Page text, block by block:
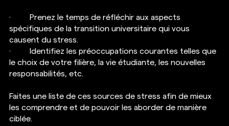
·  	Prenez le temps de réfléchir aux aspects
spécifiques de la transition universitaire qui vous
causent du stress.
·  	Identifiez les préoccupations courantes telles que
le choix de votre filière, la vie étudiante, les nouvelles
responsabilités, etc.
Faites une liste de ces sources de stress afin de mieux
les comprendre et de pouvoir les aborder de manière
ciblée.